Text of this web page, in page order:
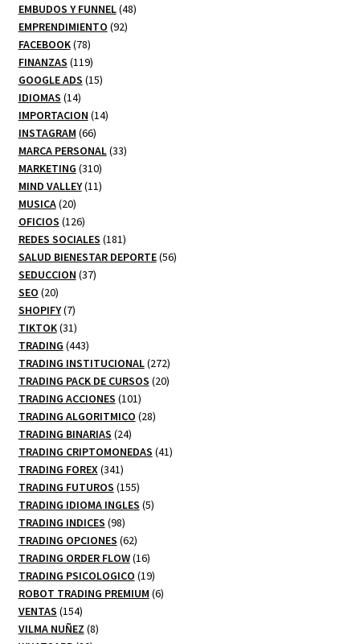
productos
EMBUDOS Y FUNNEL 4848
EMPRENDIMIENTO 9292
FACEBOOK 7878
productos
FINANZAS 119119
productos
GOOGLE ADS 1515
IDIOMAS 1414
productos
IMPORTACION 1414
INSTAGRAM 6666
productos
MARCA PERSONAL 3333
MARKETING 310310
productos
MIND VALLEY 1111
MUSICA 2020
productos
OFICIOS 126126
productos
REDES SOCIALES 181181
productos
SALUD BIENESTAR DEPORTE 5656
SEDUCCION 3737
SEO 2020
productos
SHOPIFY 77
productos
TIKTOK 3131
productos
TRADING 443443
productos
TRADING INSTITUCIONAL 272272
productos
TRADING PACK DE CURSOS 2020
TRADING ACCIONES 101101
productos
TRADING ALGORITMICO 2828
TRADING BINARIAS 2424
productos
TRADING CRIPTOMONEDAS 4141
TRADING FOREX 341341
productos
TRADING FUTUROS 155155
productos
TRADING IDIOMA INGLES 55
TRADING INDICES 9898
productos
TRADING OPCIONES 6262
productos
TRADING ORDER FLOW 1616
productos
TRADING PSICOLOGICO 1919
productos
ROBOT TRADING PREMIUM 66
VENTAS 154154
productos
VILMA NUÑEZ 88